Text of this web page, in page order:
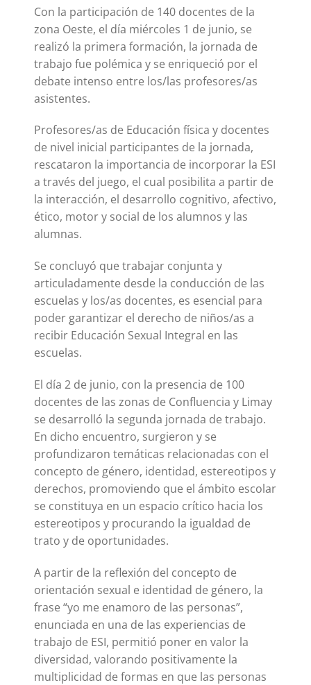
Con la participación de 140 docentes de la
zona Oeste, el día miércoles 1 de junio, se
realizó la primera formación, la jornada de
trabajo fue polémica y se enriqueció por el
debate intenso entre los/las profesores/as
asistentes.
Profesores/as de Educación física y docentes
de nivel inicial participantes de la jornada,
rescataron la importancia de incorporar la ESI
a través del juego, el cual posibilita a partir de
la interacción, el desarrollo cognitivo, afectivo,
ético, motor y social de los alumnos y las
alumnas.
Se concluyó que trabajar conjunta y
articuladamente desde la conducción de las
escuelas y los/as docentes, es esencial para
poder garantizar el derecho de niños/as a
recibir Educación Sexual Integral en las
escuelas.
El día 2 de junio, con la presencia de 100
docentes de las zonas de Confluencia y Limay
se desarrolló la segunda jornada de trabajo.
En dicho encuentro, surgieron y se
profundizaron temáticas relacionadas con el
concepto de género, identidad, estereotipos y
derechos, promoviendo que el ámbito escolar
se constituya en un espacio crítico hacia los
estereotipos y procurando la igualdad de
trato y de oportunidades.
A partir de la reflexión del concepto de
orientación sexual e identidad de género, la
frase “yo me enamoro de las personas”,
enunciada en una de las experiencias de
trabajo de ESI, permitió poner en valor la
diversidad, valorando positivamente la
multiplicidad de formas en que las personas